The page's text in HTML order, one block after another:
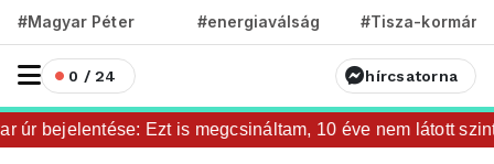
#Magyar Péter #energiaválság #Tisza-kormány
0 / 24 hírcsatorna
bejelentése: Ezt is megcsináltam, 10 éve nem látott